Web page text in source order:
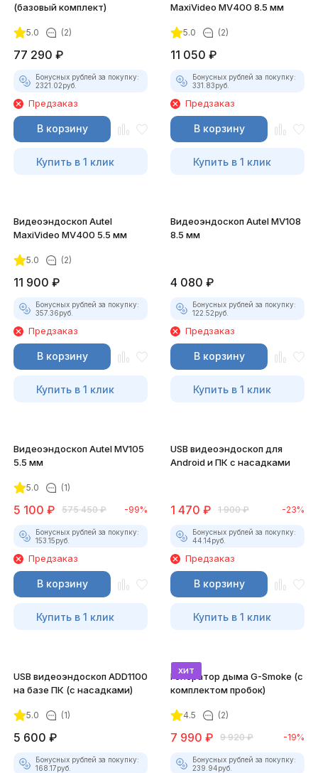
(базовый комплект)
5.0 (2)
77 290 ₽
Бонусных рублей за покупку:
2321.02руб.
Предзаказ
В корзину
Купить в 1 клик
MaxiVideo MV400 8.5 мм
5.0 (2)
11 050 ₽
Бонусных рублей за покупку:
331.83руб.
Предзаказ
В корзину
Купить в 1 клик
Видеоэндоскоп Autel
MaxiVideo MV400 5.5 мм
5.0 (2)
11 900 ₽
Бонусных рублей за покупку:
357.36руб.
Предзаказ
В корзину
Купить в 1 клик
Видеоэндоскоп Autel MV108
8.5 мм
4 080 ₽
Бонусных рублей за покупку:
122.52руб.
Предзаказ
В корзину
Купить в 1 клик
Видеоэндоскоп Autel MV105
5.5 мм
5.0 (1)
5 100 ₽ 575 450 ₽ -99%
Бонусных рублей за покупку:
153.15руб.
Предзаказ
В корзину
Купить в 1 клик
USB видеоэндоскоп для
Android и ПК с насадками
1 470 ₽ 1 900 ₽ -23%
Бонусных рублей за покупку:
44.14руб.
Предзаказ
В корзину
Купить в 1 клик
USB видеоэндоскоп ADD1100
на базе ПК (с насадками)
5.0 (1)
5 600 ₽
Бонусных рублей за покупку:
168.17руб.
хит
Генератор дыма G-Smoke (c
комплектом пробок)
4.5 (2)
7 990 ₽ 9 920 ₽ -19%
Бонусных рублей за покупку:
239.94руб.